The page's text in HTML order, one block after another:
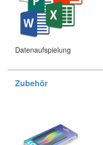
Datenaufspielung
Zubehör